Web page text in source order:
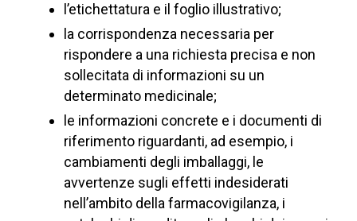
l’etichettatura e il foglio illustrativo;
la corrispondenza necessaria per
rispondere a una richiesta precisa e non
sollecitata di informazioni su un
determinato medicinale;
le informazioni concrete e i documenti di
riferimento riguardanti, ad esempio, i
cambiamenti degli imballaggi, le
avvertenze sugli effetti indesiderati
nell’ambito della farmacovigilanza, i